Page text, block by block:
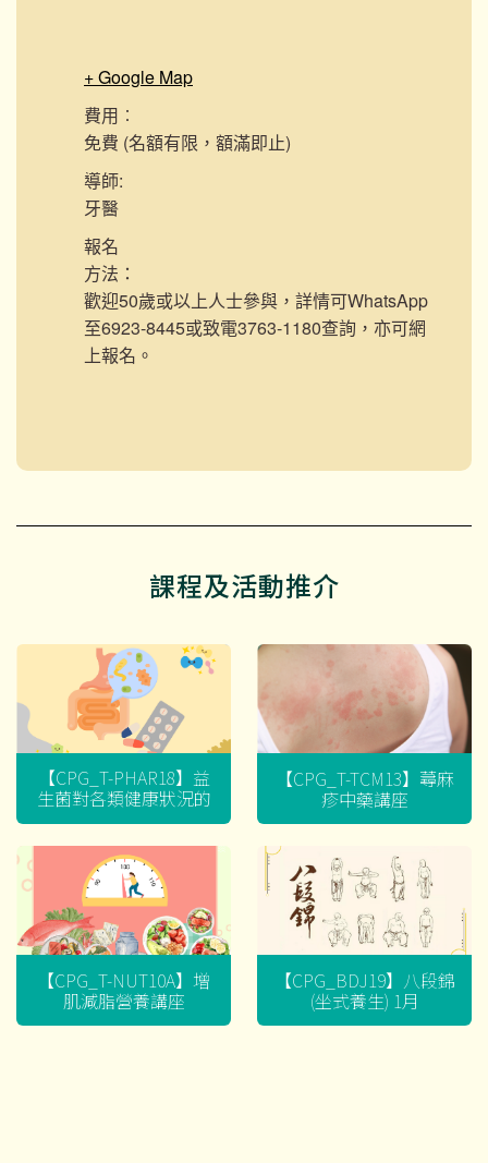
+ Google Map
費用︰
免費 (名額有限，額滿即止)
導師:
牙醫
報名
方法：
歡迎50歲或以上人士參與，詳情可WhatsApp
至6923-8445或致電3763-1180查詢，亦可網
上報名。
課程及活動推介
【CPG_T-PHAR18】益
生菌對各類健康狀況的
迷思
【CPG_T-TCM13】蕁麻
疹中藥講座
【CPG_T-NUT10A】增
肌減脂營養講座
【CPG_BDJ19】八段錦
(坐式養生) 1月